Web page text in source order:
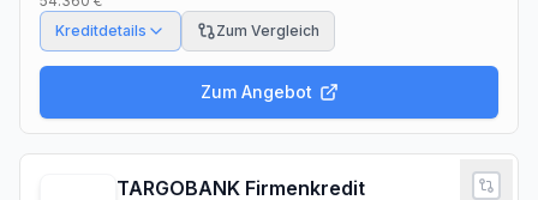
Kreditdetails
Zum Vergleich
Zum Angebot
TARGOBANK Firmenkredit